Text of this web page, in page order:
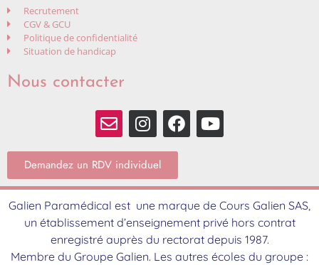
Recrutement
CGV & GCU
Politique de confidentialité
Situation de handicap
Nous contacter
Demandez un RDV individuel
Galien Paramédical est une marque de Cours Galien SAS,
un établissement d’enseignement privé hors contrat
enregistré auprès du rectorat depuis 1987.
Membre du Groupe Galien. Les autres écoles du groupe :